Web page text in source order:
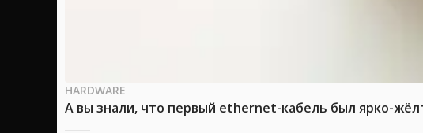
HARDWARE
А вы знали, что первый ethernet-кабель был ярко-